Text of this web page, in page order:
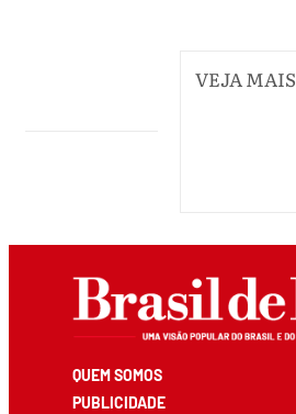
VEJA MAIS
QUEM SOMOS
PUBLICIDADE